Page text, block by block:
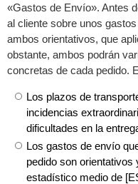
«Gastos de Envío». Antes
al cliente sobre unos
ambos orientativos, que
obstante, ambos podrán
concretas de cada pedido.
Los plazos de
incidencias
dificultades en la
Los gastos de envío
pedido son
estadístico medio de